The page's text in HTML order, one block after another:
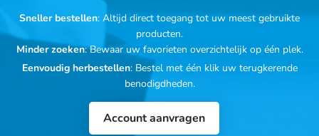
Sneller bestellen: Altijd direct toegang tot uw meest gebruikte
producten.
Minder zoeken: Bewaar uw favorieten overzichtelijk op één plek.
Eenvoudig herbestellen: Bestel met één klik uw terugkerende
benodigdheden.
Account aanvragen